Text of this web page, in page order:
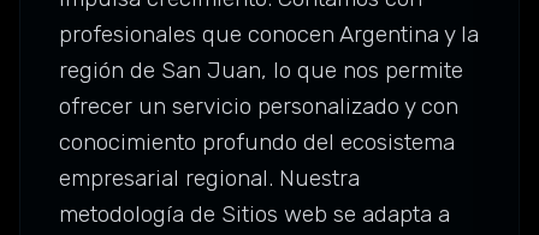
profesionales que conocen Argentina y la
región de San Juan, lo que nos permite
ofrecer un servicio personalizado y con
conocimiento profundo del ecosistema
empresarial regional. Nuestra
metodología de Sitios web se adapta a